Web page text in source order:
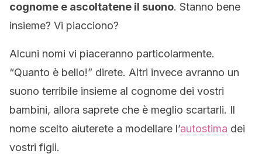
cognome e ascoltatene il suono. Stanno bene
insieme? Vi piacciono?
Alcuni nomi vi piaceranno particolarmente.
“Quanto è bello!” direte. Altri invece avranno un
suono terribile insieme al cognome dei vostri
bambini, allora saprete che è meglio scartarli. Il
nome scelto aiuterete a modellare l’autostima dei
vostri figli.